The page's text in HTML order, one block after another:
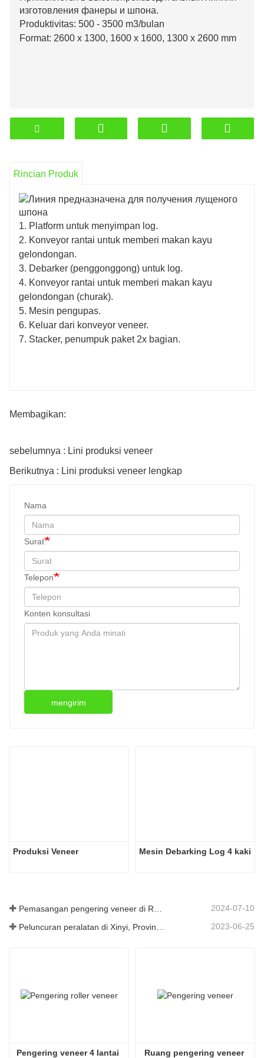
изготовления фанеры и шпона.
Produktivitas: 500 - 3500 m3/bulan
Format: 2600 x 1300, 1600 x 1600, 1300 x 2600 mm
Rincian Produk
1. Platform untuk menyimpan log.
2. Konveyor rantai untuk memberi makan kayu
gelondongan.
3. Debarker (penggonggong) untuk log.
4. Konveyor rantai untuk memberi makan kayu
gelondongan (churak).
5. Mesin pengupas.
6. Keluar dari konveyor veneer.
7. Stacker, penumpuk paket 2x bagian.
Membagikan:
sebelumnya : Lini produksi veneer
Berikutnya : Lini produksi veneer lengkap
Nama
Surat
Telepon
Konten konsultasi
mengirim
Produksi Veneer Mesin Debarking Log 4 kaki
2024-07-10
Peluncuran peralatan di Xinyi, Provinsi Guizhou, Tiongkok 2023-06-25
Pengering veneer 4 lantai Ruang pengering veneer